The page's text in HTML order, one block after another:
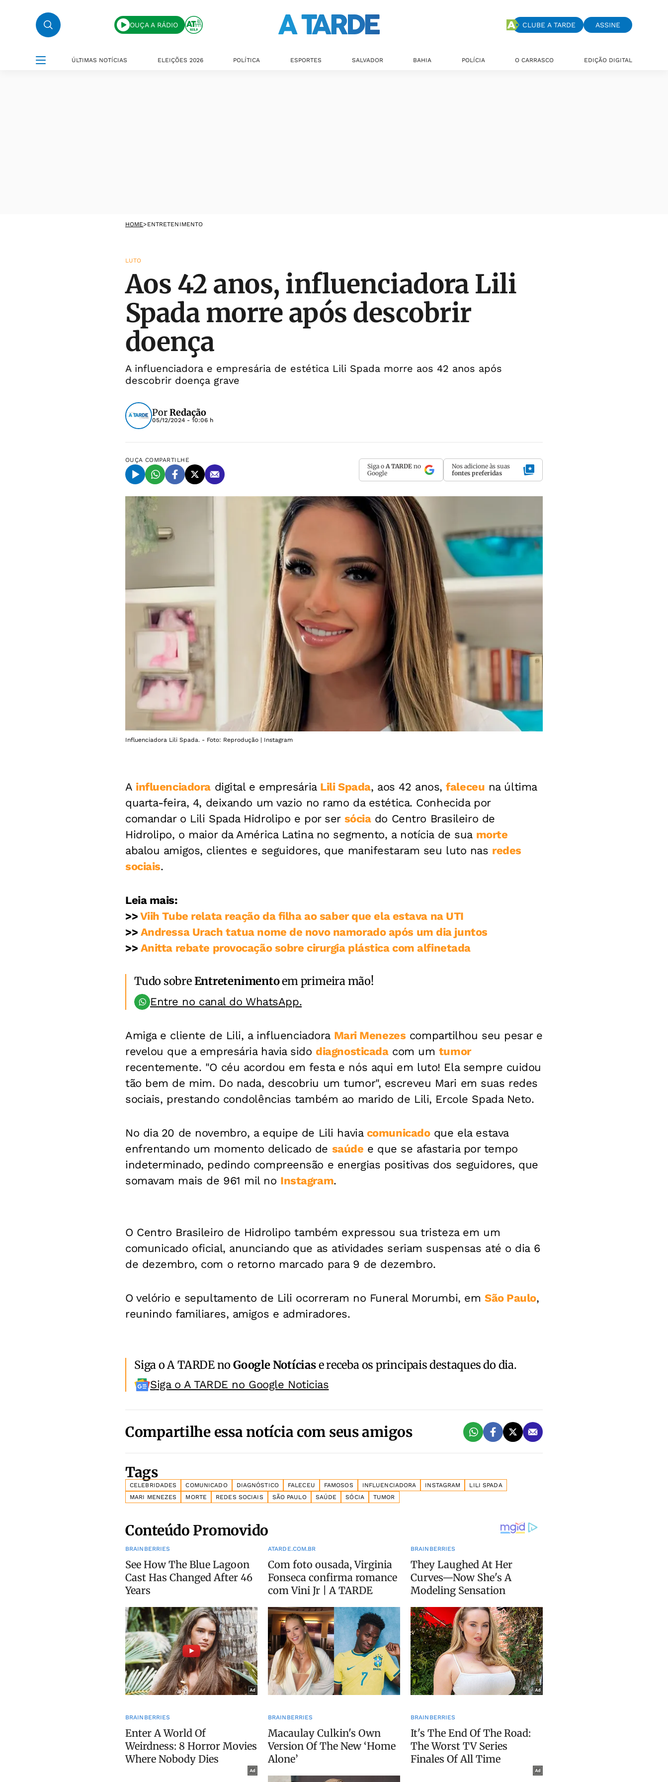
OUÇA A RÁDIO CLUBE A TARDE ASSINE
ÚLTIMAS NOTÍCIAS ELEIÇÕES 2026 POLÍTICA ESPORTES SALVADOR BAHIA POLÍCIA O CARRASCO EDIÇÃO DIGITAL
HOME>ENTRETENIMENTO
LUTO
Aos 42 anos, influenciadora Lili
Spada morre após descobrir
doença
A influenciadora e empresária de estética Lili Spada morre aos 42 anos após
descobrir doença grave
PorRedação
05/12/2024 - 10:06 h
OUÇA COMPARTILHE
Siga o A TARDE no
Google
Nos adicione às suas
fontes preferidas
Influenciadora Lili Spada. - Foto: Reprodução | Instagram
A influenciadoradigital e empresária Lili Spada, aos 42 anos,faleceu na última
quarta-feira, 4, deixando um vazio no ramo da estética. Conhecida por
comandar o Lili Spada Hidrolipo e por ser sóciado Centro Brasileiro de
Hidrolipo, o maior da América Latina no segmento, a notícia de sua morte
abalou amigos, clientes e seguidores, que manifestaram seu luto nas redes
sociais.
Leia mais:
>> Viih Tube relata reação da filha ao saber que ela estava na UTI
>> Andressa Urach tatua nome de novo namorado após um dia juntos
>> Anitta rebate provocação sobre cirurgia plástica com alfinetada
Tudo sobreEntretenimentoem primeira mão!
Entre no canal do WhatsApp.
Amiga e cliente de Lili, a influenciadora Mari Menezes compartilhou seu pesar e
revelou que a empresária havia sidodiagnosticadacom um tumor
recentemente. "O céu acordou em festa e nós aqui em luto! Ela sempre cuidou
tão bem de mim. Do nada, descobriu um tumor", escreveu Mari em suas redes
sociais, prestando condolências também ao marido de Lili, Ercole Spada Neto.
No dia 20 de novembro, a equipe de Lili havia comunicadoque ela estava
enfrentando um momento delicado de saúde e que se afastaria por tempo
indeterminado, pedindo compreensão e energias positivas dos seguidores, que
somavam mais de 961 mil no Instagram.
O Centro Brasileiro de Hidrolipo também expressou sua tristeza em um
comunicado oficial, anunciando que as atividades seriam suspensas até o dia 6
de dezembro, com o retorno marcado para 9 de dezembro.
O velório e sepultamento de Lili ocorreram no Funeral Morumbi, em São Paulo,
reunindo familiares, amigos e admiradores.
Siga o A TARDE noGoogle Notíciase receba os principais destaques do dia.
Siga o A TARDE no Google Noticias
Compartilhe essa notícia com seus amigos
Tags
CELEBRIDADES COMUNICADO DIAGNÓSTICO FALECEU FAMOSOS INFLUENCIADORA INSTAGRAM
LILI SPADA
MARI MENEZES
MORTE REDES SOCIAIS SÃO PAULO SAÚDE SÓCIA TUMOR